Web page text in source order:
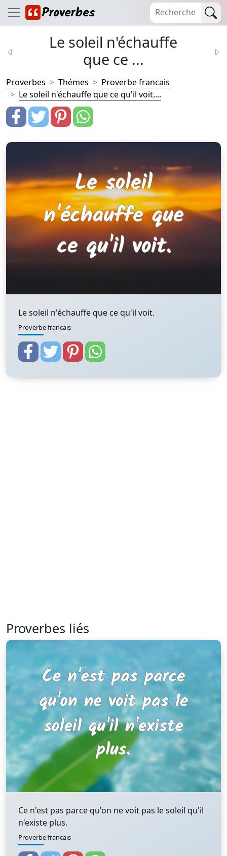
Le soleil n'échauffe
que ce ...
Proverbes Thémes
Proverbe francais
Le soleil n'échauffe que ce qu'il voit....
Le soleil n'échauffe que ce qu'il voit.
Proverbe francais
Proverbes liés
Ce n'est pas parce qu'on ne voit pas le soleil qu'il
n'existe plus.
Proverbe francais